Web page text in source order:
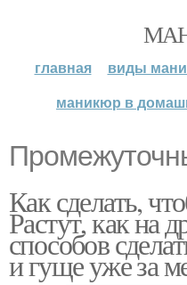
главная виды
маникюр в
Как сделать,
Растут, как на
способов
и гуще уже за